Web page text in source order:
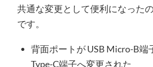
共通な変更として便利になった
です。
背面ポートが USB Micro-B端
Type-C端子へ変更された